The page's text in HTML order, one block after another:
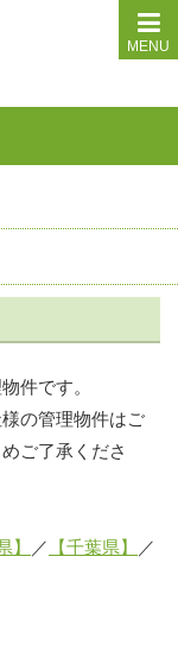
MENU
件です。
の管理物件はご
ご了承くださ
】 ／ 【千葉県】
／